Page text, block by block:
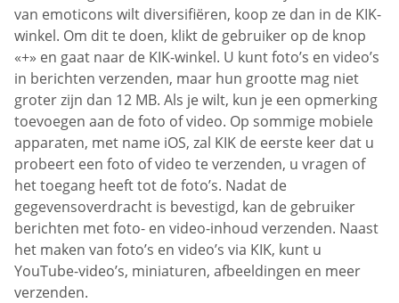
van emoticons wilt diversifiëren, koop ze dan in de KIK-
winkel. Om dit te doen, klikt de gebruiker op de knop
«+» en gaat naar de KIK-winkel. U kunt foto’s en video’s
in berichten verzenden, maar hun grootte mag niet
groter zijn dan 12 MB. Als je wilt, kun je een opmerking
toevoegen aan de foto of video. Op sommige mobiele
apparaten, met name iOS, zal KIK de eerste keer dat u
probeert een foto of video te verzenden, u vragen of
het toegang heeft tot de foto’s. Nadat de
gegevensoverdracht is bevestigd, kan de gebruiker
berichten met foto- en video-inhoud verzenden. Naast
het maken van foto’s en video’s via KIK, kunt u
YouTube-video’s, miniaturen, afbeeldingen en meer
verzenden.